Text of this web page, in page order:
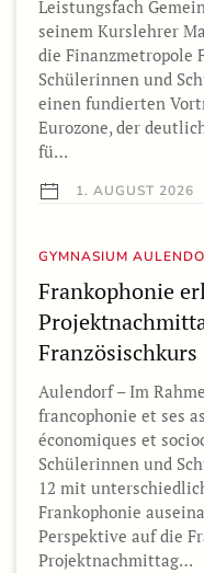
Leistungsfach
seinem Kurslehrer
die Finanzmetropole
Schülerinnen und
einen fundierten
Eurozone, der
fü…
1. AUGUST 2026
GYMNASIUM
Frankophonie
Französischkurs
Aulendorf – Im
francophonie et ses
économiques et
Schülerinnen und
12 mit
Frankophonie
Perspektive auf die
Projektnachmittag…